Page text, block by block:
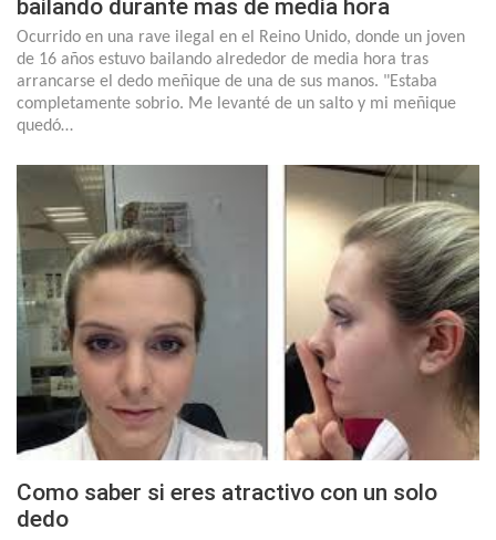
bailando durante mas de media hora
Ocurrido en una rave ilegal en el Reino Unido, donde un joven
de 16 años estuvo bailando alrededor de media hora tras
arrancarse el dedo meñique de una de sus manos. "Estaba
completamente sobrio. Me levanté de un salto y mi meñique
quedó…
Como saber si eres atractivo con un solo
dedo